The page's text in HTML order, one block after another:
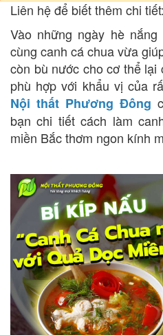
Liên hệ để biết thêm chi tiết:
Vào những ngày hè
cùng canh cá chua vừa
còn bù nước cho cơ thể
phù hợp với khẩu vị của
Nội thất Phương Đông
bạn chi tiết cách làm
miền Bắc thơm ngon kính